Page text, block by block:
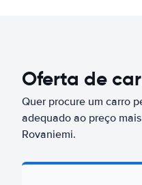
Oferta de
Quer procure um carro
adequado ao preço
Rovaniemi.